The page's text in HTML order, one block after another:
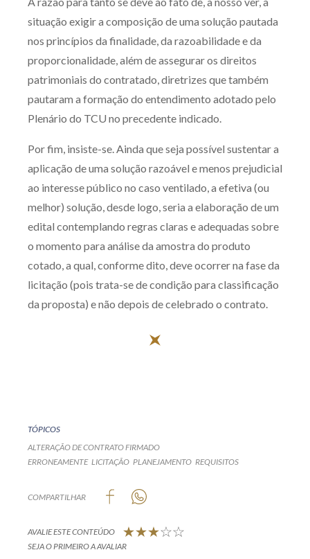
situação exigir a composição de uma solução pautada
nos princípios da finalidade, da razoabilidade e da
proporcionalidade, além de assegurar os direitos
patrimoniais do contratado, diretrizes que também
pautaram a formação do entendimento adotado pelo
Plenário do TCU no precedente indicado.
Por fim, insiste-se. Ainda que seja possível sustentar a
aplicação de uma solução razoável e menos prejudicial
ao interesse público no caso ventilado, a efetiva (ou
melhor) solução, desde logo, seria a elaboração de um
edital contemplando regras claras e adequadas sobre
o momento para análise da amostra do produto
cotado, a qual, conforme dito, deve ocorrer na fase da
licitação (pois trata-se de condição para classificação
da proposta) e não depois de celebrado o contrato.
TÓPICOS
ALTERAÇÃO DE CONTRATO FIRMADO
ERRONEAMENTE LICITAÇÃO PLANEJAMENTO REQUISITOS
COMPARTILHAR
AVALIE ESTE CONTEÚDO
SEJA O PRIMEIRO A AVALIAR